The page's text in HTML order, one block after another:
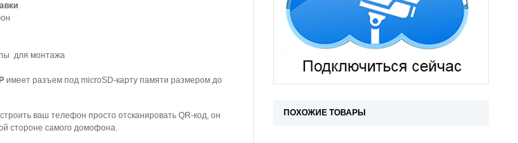
ПОХОЖИЕ ТОВАРЫ
для монтажа
имеет разъем под microSD-карту памяти размером до
ваш телефон просто отсканировать QR-код, он
стороне самого домофона.